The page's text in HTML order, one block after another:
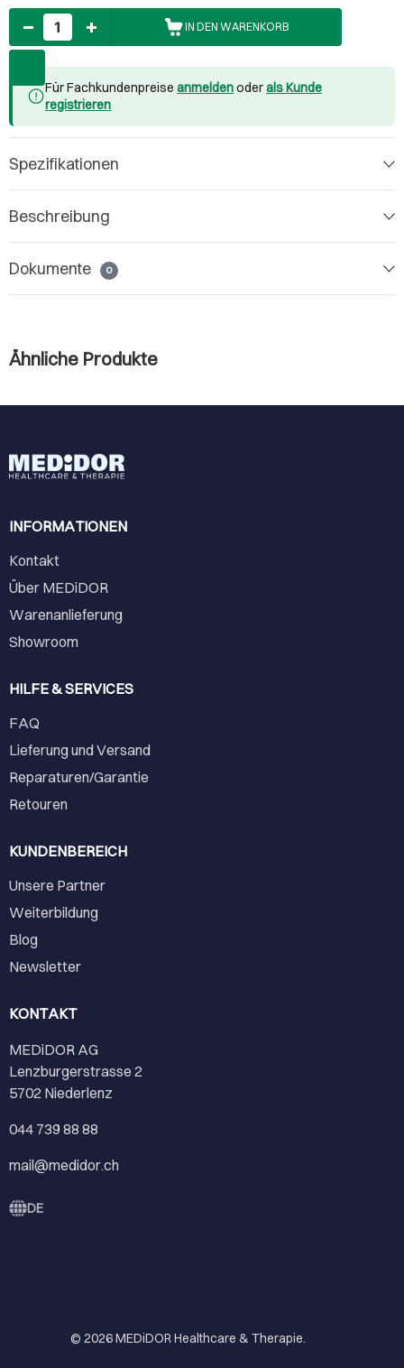
Anzahl
IN DEN WARENKORB
Für Fachkundenpreise anmeldenoderals Kunde
registrieren
Spezifikationen
Beschreibung
Dokumente 0
Ähnliche Produkte
INFORMATIONEN
Kontakt
Über MEDiDOR
Warenanlieferung
Showroom
HILFE & SERVICES
FAQ
Lieferung und Versand
Reparaturen/Garantie
Retouren
KUNDENBEREICH
Unsere Partner
Weiterbildung
Blog
Newsletter
KONTAKT
MEDiDOR AG
Lenzburgerstrasse 2
5702 Niederlenz
044 739 88 88
mail@medidor.ch
DE
© 2026MEDiDOR Healthcare & Therapie.